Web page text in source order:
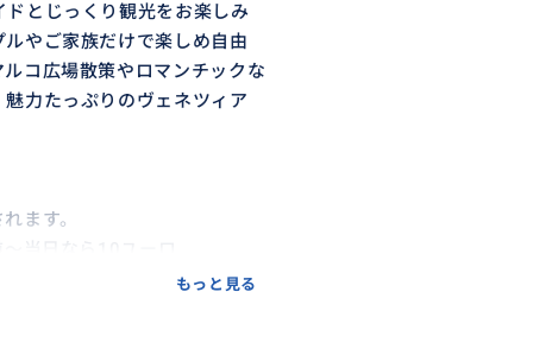
とじっくり観光をお楽しみ
やご家族だけで楽しめ自由
コ広場散策やロマンチックな
力たっぷりのヴェネツィア
ます。
もっと見る